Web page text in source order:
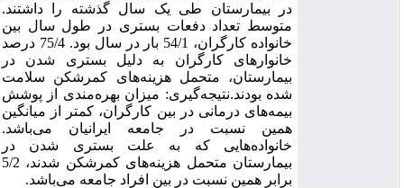
در بیمارستان طی یک سال گذشته را داشتند.
متوسط تعداد دفعات بستری در طول سال بین
خانواده کارگران، 54/1 بار در سال بود. 75/4 درصد
خانوارهای کارگران به دلیل بستری شدن در
بیمارستان، متحمل هزینه‌های کمرشکن سلامت
شده بودند.نتیجه‌گیری: میزان بهره‌مندی از پوشش
بیمه‌های درمانی در بین کارگران، کمتر از میانگین
همین نسبت در جامعه ایرانیان می‌باشد.
خانواده‌هایی که به علت بستری شدن در
بیمارستان متحمل هزینه‌‌های کمرشکن شدند، 5/2
برابر همین نسبت در بین افراد جامعه می‌باشد.